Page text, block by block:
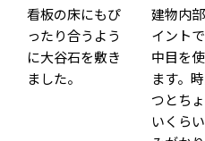
看板の床にもぴ
ったり合うよう
に大谷石を敷き
ました。
建物内
イント
中目を
ます。
つとち
いくら